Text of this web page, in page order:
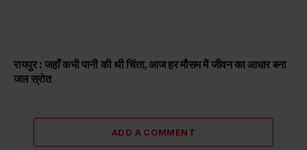
रायपुर : जहाँ कभी पानी की थी चिंता, आज हर मौसम में जीवन का आधार बना
जल स्रोत
ADD A COMMENT